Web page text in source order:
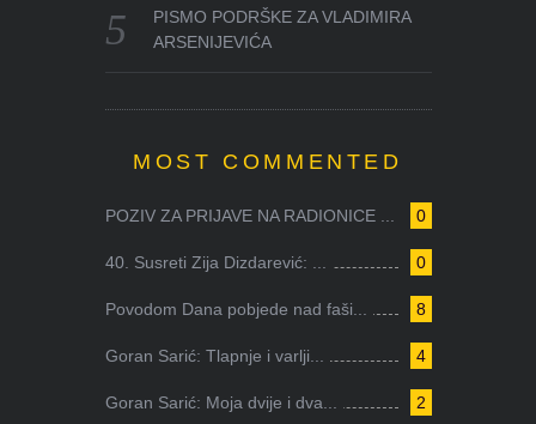
PISMO PODRŠKE ZA VLADIMIRA
ARSENIJEVIĆA
MOST COMMENTED
0
POZIV ZA PRIJAVE NA RADIONICE ...
0
40. Susreti Zija Dizdarević: ...
8
Povodom Dana pobjede nad faši...
4
Goran Sarić: Tlapnje i varlji...
2
Goran Sarić: Moja dvije i dva...